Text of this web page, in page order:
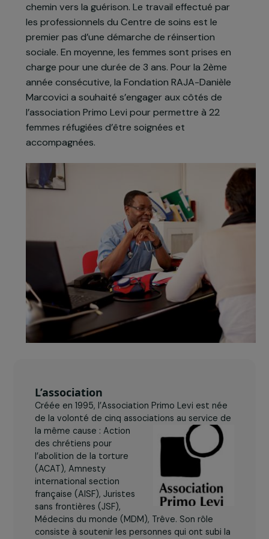
plus confiance en l’Homme. Tandis que les
structures publiques proposant des soins
gratuits sont saturées, l’association accueille ces
femmes pour des consultations psycho-
thérapeutiques et mène, à leurs côtés, un long
chemin vers la guérison. Le travail effectué par
les professionnels du Centre de soins est le
premier pas d’une démarche de réinsertion
sociale. En moyenne, les femmes sont prises en
charge pour une durée de 3 ans. Pour la 2ème
année consécutive, la Fondation RAJA-Danièle
Marcovici a souhaité s’engager aux côtés de
l’association Primo Levi pour permettre à 22
femmes réfugiées d’être soignées et
accompagnées.
L’association